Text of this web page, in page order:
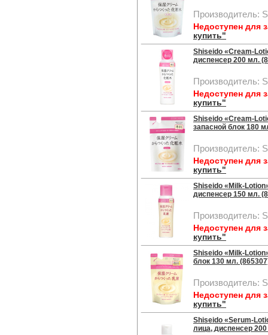
Производитель:
Недоступен для
купить"
Shiseido «Cream-
диспенсер 200 мл.
Производитель:
Недоступен для
купить"
Shiseido «Cream-
запасной блок 180
Производитель:
Недоступен для
купить"
Shiseido «Milk-
диспенсер 150 мл.
Производитель:
Недоступен для
купить"
Shiseido «Milk-
блок 130 мл.
Производитель:
Недоступен для
купить"
Shiseido «Serum-
лица, диспенсер